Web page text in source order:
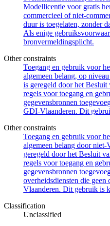
Modellicentie voor gratis
commercieel of niet-
duur is toegelaten, zonder
Als enige
bronvermeldingsplicht.
Other constraints
Toegang en gebruik voor
algemeen belang, op
is geregeld door het Besluit
regels voor toegang en
gegevensbronnen
GDI-Vlaanderen. Dit
Other constraints
Toegang en gebruik voor
algemeen belang door niet-
geregeld door het Besluit
regels voor toegang en
gegevensbronnen
overheidsdiensten die
Vlaanderen. Dit gebruik is
Classification
Unclassified